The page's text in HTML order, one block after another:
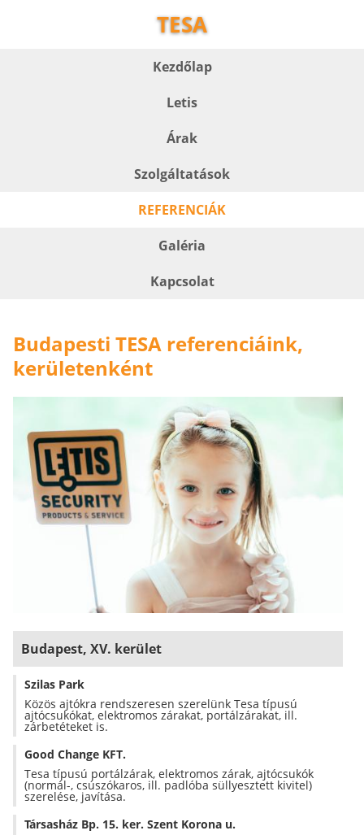
TESA
Kezdőlap
Letis
Árak
Szolgáltatások
REFERENCIÁK
Galéria
Kapcsolat
Budapesti TESA referenciáink,
kerületenként
Budapest, XV. kerület
Szilas Park
Közös ajtókra rendszeresen szerelünk Tesa típusú
ajtócsukókat, elektromos zárakat, portálzárakat, ill.
zárbetéteket is.
Good Change KFT.
Tesa típusú portálzárak, elektromos zárak, ajtócsukók
(normál-, csúszókaros, ill. padlóba süllyesztett kivitel)
szerelése, javítása.
Társasház Bp. 15. ker. Szent Korona u.